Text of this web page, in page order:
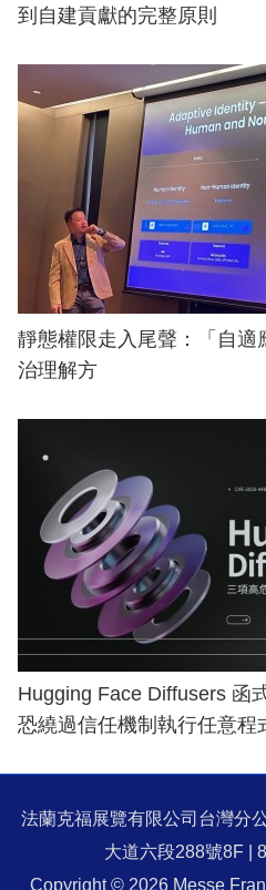
到自建貢獻的完整原則
靜態權限走入尾聲：「自適
治理解方
Hugging Face Diffusers 函
恐繞過信任機制執行任意程
法蘭克福展覽有限公司台灣分
大道六段288號8F |
Copyright © 2026 Messe